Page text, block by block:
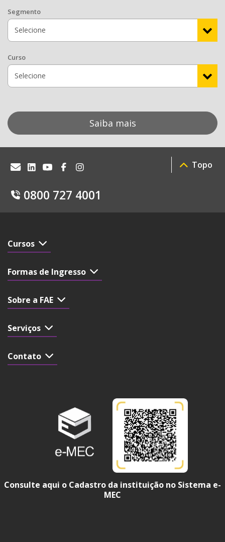
Segmento
Curso
Saiba mais
0800 727 4001
Topo
Cursos
Formas de Ingresso
Sobre a FAE
Serviços
Contato
Consulte aqui o Cadastro da instituição no Sistema e-
MEC